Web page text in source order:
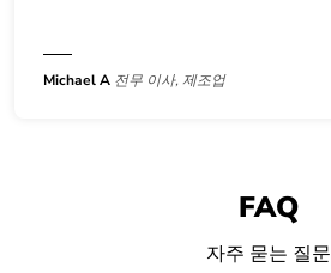
Michael A 전무 이사, 제조업
FAQ
자주 묻는 질문